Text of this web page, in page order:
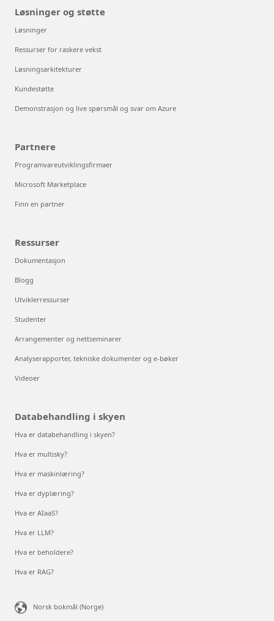
Løsninger og støtte
Løsninger
Ressurser for raskere vekst
Løsningsarkitekturer
Kundestøtte
Demonstrasjon og live spørsmål og svar om Azure
Partnere
Programvareutviklingsfirmaer
Microsoft Marketplace
Finn en partner
Ressurser
Dokumentasjon
Blogg
Utviklerressurser
Studenter
Arrangementer og nettseminarer
Analyserapporter, tekniske dokumenter og e-bøker
Videoer
Databehandling i skyen
Hva er databehandling i skyen?
Hva er multisky?
Hva er maskinlæring?
Hva er dyplæring?
Hva er AIaaS?
Hva er LLM?
Hva er beholdere?
Hva er RAG?
Norsk bokmål (Norge)